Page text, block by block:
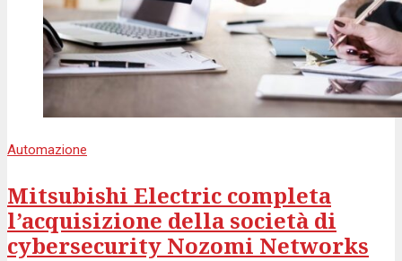
Automazione
Mitsubishi Electric completa
l’acquisizione della società di
cybersecurity Nozomi Networks